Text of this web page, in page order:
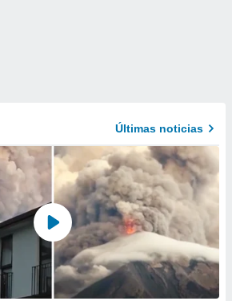
Últimas noticias